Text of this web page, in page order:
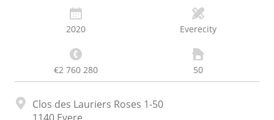
2020 Everecity
€2 760 280 50
AdresseClos des Lauriers Roses 1-50